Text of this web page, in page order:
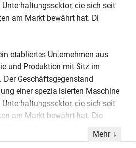
die sich seit
am Markt bewährt hat. Di
etabliertes Unternehmen aus
und Produktion mit Sitz im
Der Geschäftsgegenstand
einer spezialisierten Maschine
die sich seit
am Markt bewährt hat. Die
was eine effiziente
Mehr